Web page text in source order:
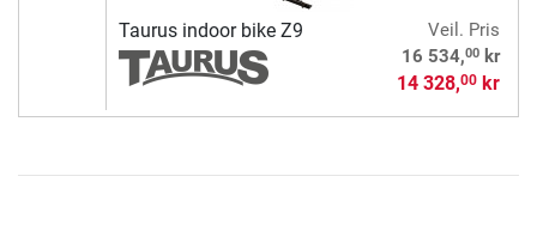
Taurus indoor bike Z9
Veil. Pris
16 534,00kr
14 328,00kr